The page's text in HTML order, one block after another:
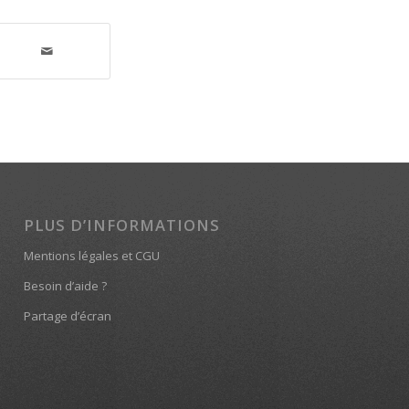
PLUS D’INFORMATIONS
Mentions légales et CGU
Besoin d’aide ?
Partage d’écran